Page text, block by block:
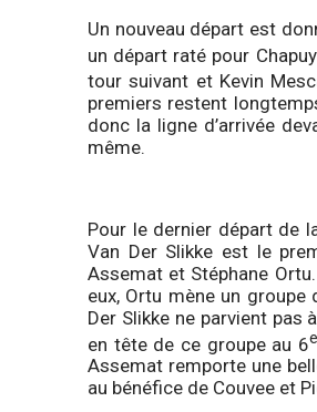
Un nouveau départ est
un départ raté pour
tour suivant et Kevin
premiers restent
donc la ligne d’arrivée
même.
Pour le dernier départ de
Van Der Slikke est le
Assemat et Stéphane
eux, Ortu mène un
Der Slikke ne parvient pas
en tête de ce groupe au 6e
Assemat remporte une
au bénéfice de Couvee et